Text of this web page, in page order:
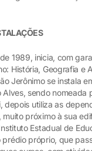
1989, inicia, com
História, Geografia
Jerônimo se instala
Alves, sendo
depois utiliza as
próximo à sua
Estadual de
próprio, que